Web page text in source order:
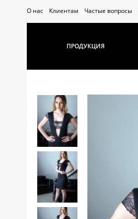
О нас Клиентам Частые вопросы
ПРОДУКЦИЯ